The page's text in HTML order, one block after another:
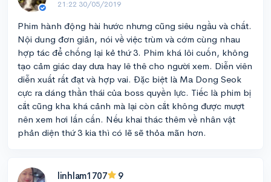
21:22 30/05/2019
Phim hành động hài hước nhưng cũng siêu ngầu và chất.
Nội dung đơn giản, nói về việc trùm và cớm cùng nhau
hợp tác để chống lại kẻ thứ 3. Phim khá lôi cuốn, không
tạo cảm giác day dưa hay lê thê cho người xem. Diễn viên
diễn xuất rất đạt và hợp vai. Đặc biệt là Ma Dong Seok
cực ra dáng thần thái của boss quyền lực. Tiếc là phim bị
cắt cũng kha khá cảnh mà lại còn cắt không được mượt
nên xem hơi lấn cấn. Nếu khai thác thêm về nhân vật
phản diện thứ 3 kia thì có lẽ sẽ thỏa mãn hơn.
linhlam1707 9